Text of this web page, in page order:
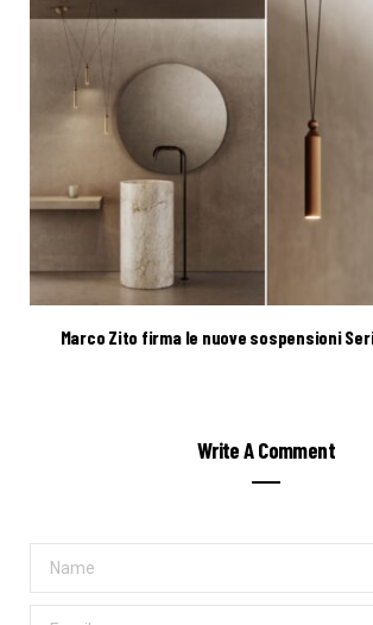
Marco Zito firma le nuove sospensioni
Write A Comment